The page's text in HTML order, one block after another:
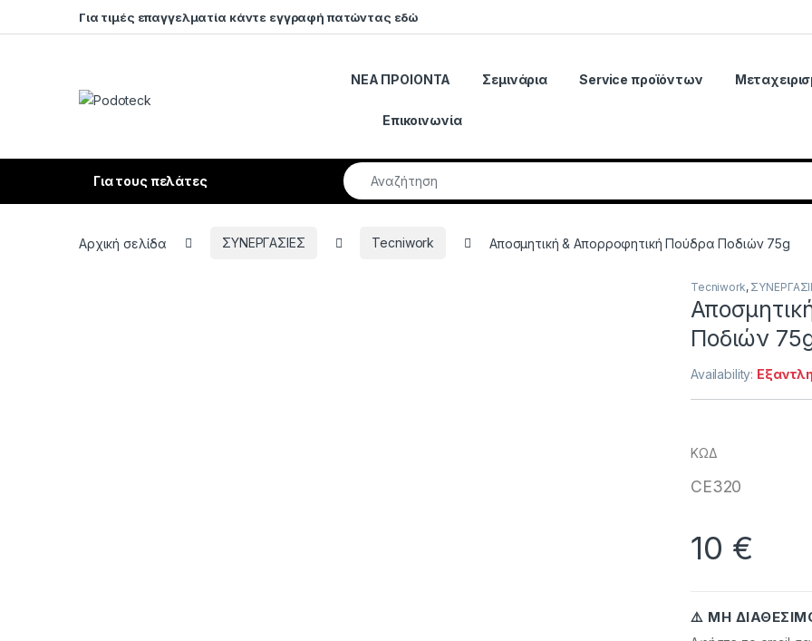
Για τιμές επαγγελματία κάντε εγγραφή πατώντας εδώ
ΝΕΑ ΠΡΟΙΟΝΤΑ Σεμινάρια Service προϊόντων
Επικοινωνία
Για τους πελάτες
Search for:
Αρχική σελίδα ΣΥΝΕΡΓΑΣΙΕΣ Tecniwork Αποσμητική & Απορροφητική Πούδρα Ποδιών 75g
Tecniwork,
Ποδιών
Availability:
ΚΩΔ
CE320
10 €
⚠️ ΜΗ